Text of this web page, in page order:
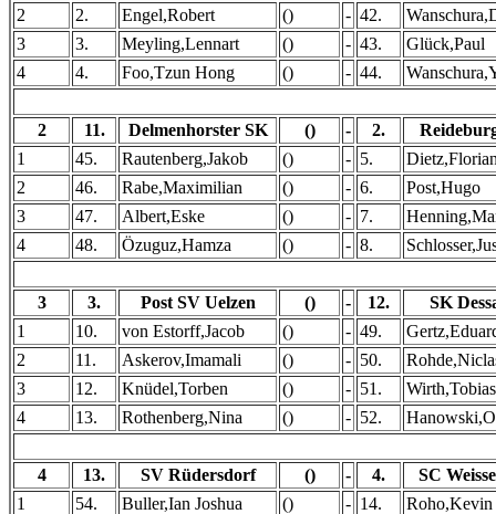
2
2. Engel,Robert () - 42.
3
3. Meyling,Lennart () - 43.
Glück,Paul
4
4. Foo,Tzun Hong () - 44.
2 11. Delmenhorster SK () - 2.
1
45. Rautenberg,Jakob () - 5.
2
46. Rabe,Maximilian () - 6.
Post,Hugo
3
47. Albert,Eske () - 7.
4
48. Özuguz,Hamza () - 8.
3 3. Post SV Uelzen () - 12.
SK
1
10. von Estorff,Jacob () - 49.
2
11. Askerov,Imamali () - 50.
3
12. Knüdel,Torben () - 51.
Wirth,Tobias
4
13. Rothenberg,Nina () - 52.
4 13. SV Rüdersdorf () - 4.
SC
1
54. Buller,Ian Joshua () - 14.
Roho,Kevin